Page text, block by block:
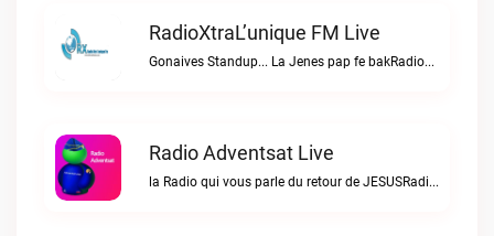
RadioXtraL’unique FM Live
Gonaives Standup... La Jenes pap fe bakRadioXtraL’unique FM live
Radio Adventsat Live
la Radio qui vous parle du retour de JESUSRadio Adventsat live